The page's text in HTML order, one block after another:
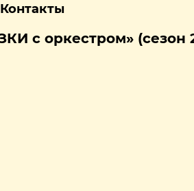
Контакты
с оркестром» (сезон